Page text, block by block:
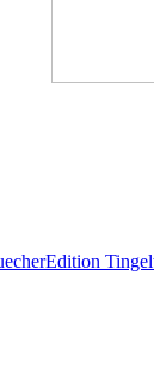
Edition